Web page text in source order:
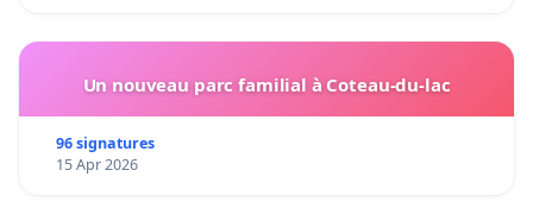
Un nouveau parc familial à Coteau-du-lac
96 signatures
15 Apr 2026